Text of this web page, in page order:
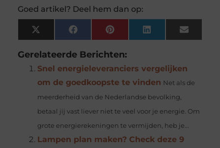
Goed artikel? Deel hem dan op:
X
(Twitter)
FacebookPinterest LinkedIn Email
Gerelateerde Berichten:
Snel energieleveranciers vergelijken
om de goedkoopste te vinden Net als de
meerderheid van de Nederlandse bevolking,
betaal jij vast liever niet te veel voor je energie. Om
grote energierekeningen te vermijden, heb je...
Lampen plan maken? Check deze 9